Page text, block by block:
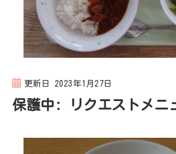
更新日 2023年1月27日
保護中: リクエストメニ